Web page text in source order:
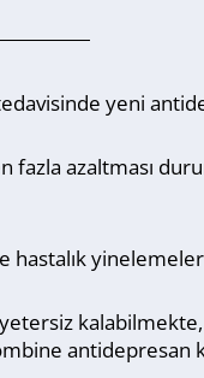
yeni
fazla azaltması
hastalık
antidepresan